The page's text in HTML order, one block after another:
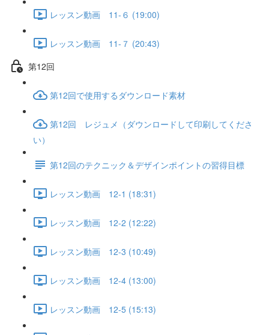
レッスン動画 11-６ (19:00)
レッスン動画 11-７ (20:43)
第12回
第12回で使用するダウンロード素材
第12回 レジュメ（ダウンロードして印刷してくださ
い）
第12回のテクニック＆デザインポイントの習得目標
レッスン動画 12-1 (18:31)
レッスン動画 12-2 (12:22)
レッスン動画 12-3 (10:49)
レッスン動画 12-4 (13:00)
レッスン動画 12-5 (15:13)